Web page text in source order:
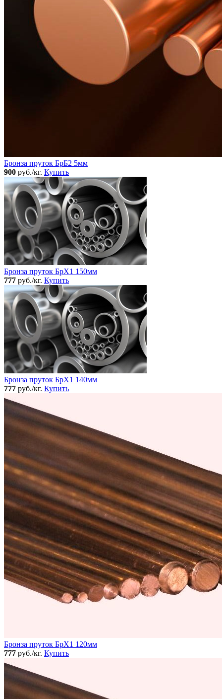
Бронза пруток БрБ2 5мм
900 руб./кг. Купить
Бронза пруток БрХ1 150мм
777 руб./кг. Купить
Бронза пруток БрХ1 140мм
777 руб./кг. Купить
Бронза пруток БрХ1 120мм
777 руб./кг. Купить